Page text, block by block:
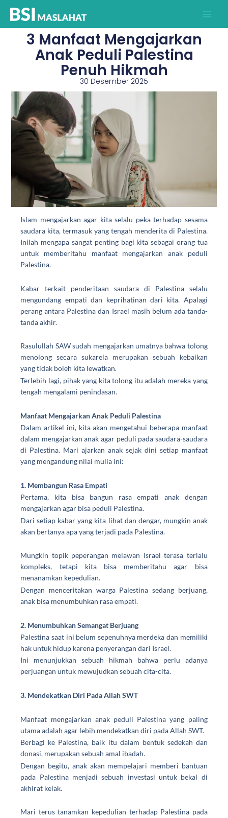
Lewati
3 Manfaat Mengajarkan
Anak Peduli Palestina
Penuh Hikmah
30 Desember 2025
Islam mengajarkan agar kita selalu peka terhadap sesama
saudara kita, termasuk yang tengah menderita di Palestina.
Inilah mengapa sangat penting bagi kita sebagai orang tua
untuk memberitahu manfaat mengajarkan anak peduli
Palestina.
Kabar terkait penderitaan saudara di Palestina selalu
mengundang empati dan keprihatinan dari kita. Apalagi
perang antara Palestina dan Israel masih belum ada tanda-
tanda akhir.
Rasulullah SAW sudah mengajarkan umatnya bahwa tolong
menolong secara sukarela merupakan sebuah kebaikan
yang tidak boleh kita lewatkan.
Terlebih lagi, pihak yang kita tolong itu adalah mereka yang
tengah mengalami penindasan.
Manfaat Mengajarkan Anak Peduli Palestina
Dalam artikel ini, kita akan mengetahui beberapa manfaat
dalam mengajarkan anak agar peduli pada saudara-saudara
di Palestina. Mari ajarkan anak sejak dini setiap manfaat
yang mengandung nilai mulia ini:
1. Membangun Rasa Empati
Pertama, kita bisa bangun rasa empati anak dengan
mengajarkan agar bisa peduli Palestina.
Dari setiap kabar yang kita lihat dan dengar, mungkin anak
akan bertanya apa yang terjadi pada Palestina.
Mungkin topik peperangan melawan Israel terasa terlalu
kompleks, tetapi kita bisa memberitahu agar bisa
menanamkan kepedulian.
Dengan menceritakan warga Palestina sedang berjuang,
anak bisa menumbuhkan rasa empati.
2. Menumbuhkan Semangat Berjuang
Palestina saat ini belum sepenuhnya merdeka dan memiliki
hak untuk hidup karena penyerangan dari Israel.
Ini menunjukkan sebuah hikmah bahwa perlu adanya
perjuangan untuk mewujudkan sebuah cita-cita.
3. Mendekatkan Diri Pada Allah SWT
Manfaat mengajarkan anak peduli Palestina yang paling
utama adalah agar lebih mendekatkan diri pada Allah SWT.
Berbagi ke Palestina, baik itu dalam bentuk sedekah dan
donasi, merupakan sebuah amal ibadah.
Dengan begitu, anak akan mempelajari memberi bantuan
pada Palestina menjadi sebuah investasi untuk bekal di
akhirat kelak.
Mari terus tanamkan kepedulian terhadap Palestina pada